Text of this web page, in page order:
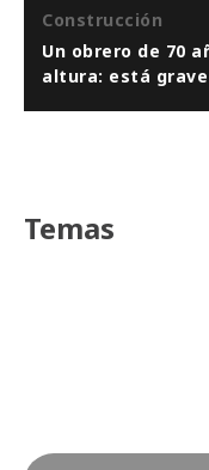
Construcción
Un obrero de 70
altura: está grave
Temas